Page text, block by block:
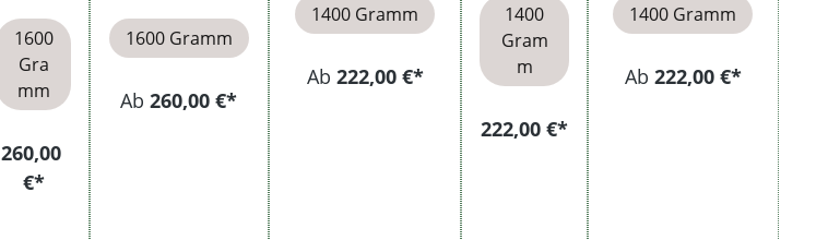
1600
Gra
mm
260,00
€*
1600 Gramm
Ab260,00 €*
1400 Gramm
Ab 222,00 €*
1400
Gram
m
222,00 €*
1400 Gramm
Ab 222,00 €*